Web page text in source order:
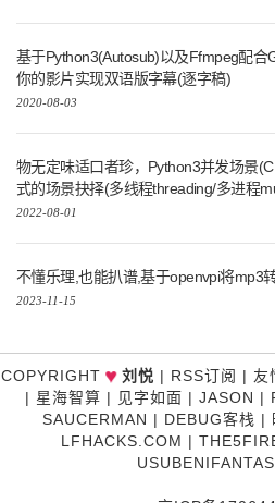
基于Python3(Autosub)以及Ffmpeg配合
你的影片实现双语版字幕(逐字稿)
2020-08-03
物无定味适口者珍，Python3并发场景
式的场景抉择(多线程threading/多进程
2022-08-01
不懂乐理,也能扒谱,基于openvpi将mp3
2023-11-15
COPYRIGHT♥ 刘悦 | RSS订阅 | 友
| 星海智算 | 见字如面 | JASON |
SAUCERMAN | DEBUG客栈 |
LFHACKS.COM |